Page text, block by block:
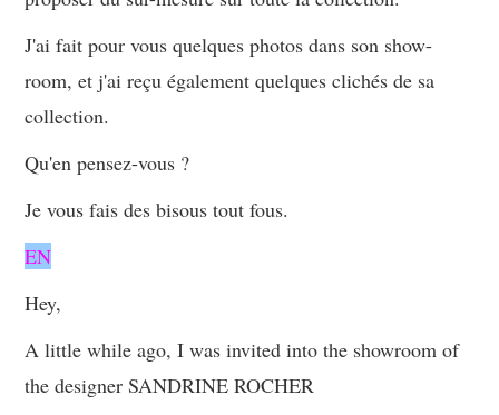
J'ai fait pour vous quelques photos dans son show-
room, et j'ai reçu également quelques clichés de sa
collection.
Qu'en pensez-vous ?
Je vous fais des bisous tout fous.
EN
Hey,
A little while ago, I was invited into the showroom of
the designer SANDRINE ROCHER